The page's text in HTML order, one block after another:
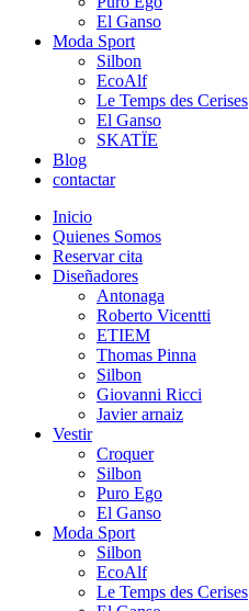
El Ganso
Moda Sport
Silbon
EcoAlf
Le Temps des Cerises
El Ganso
SKATÏE
Blog
contactar
Inicio
Quienes Somos
Reservar cita
Diseñadores
Antonaga
Roberto Vicentti
ETIEM
Thomas Pinna
Silbon
Giovanni Ricci
Javier arnaiz
Vestir
Croquer
Silbon
Puro Ego
El Ganso
Moda Sport
Silbon
EcoAlf
Le Temps des Cerises